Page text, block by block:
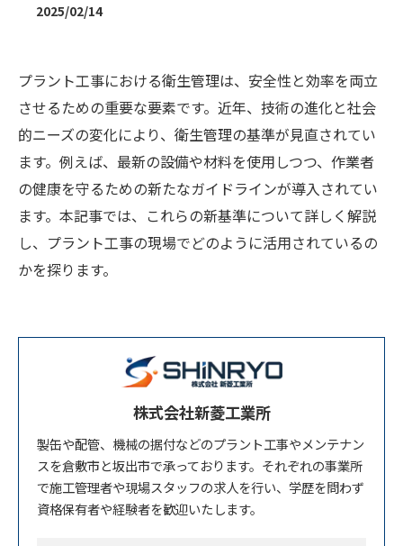
2025/02/14
プラント工事における衛生管理は、安全性と効率を両立
させるための重要な要素です。近年、技術の進化と社会
的ニーズの変化により、衛生管理の基準が見直されてい
ます。例えば、最新の設備や材料を使用しつつ、作業者
の健康を守るための新たなガイドラインが導入されてい
ます。本記事では、これらの新基準について詳しく解説
し、プラント工事の現場でどのように活用されているの
かを探ります。
株式会社新菱工業所
製缶や配管、機械の据付などのプラント工事やメンテナン
スを倉敷市と坂出市で承っております。それぞれの事業所
で施工管理者や現場スタッフの求人を行い、学歴を問わず
資格保有者や経験者を歓迎いたします。